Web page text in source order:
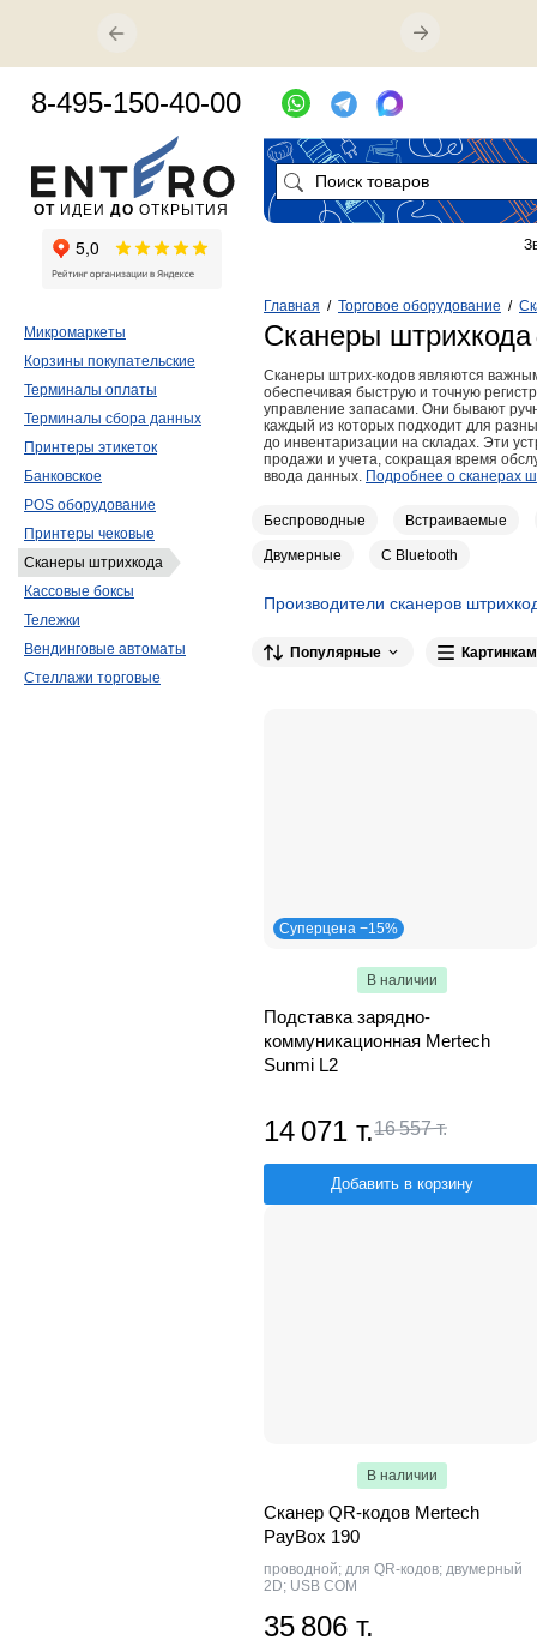
Главная / Торговое оборудование /
Сканеры штрихкода
Сканеры штрих-кодов являются
обеспечивая быструю и точную
управление запасами. Они бывают
каждый из которых подходит для
до инвентаризации на складах. Эти
продажи и учета, сокращая время
ввода данных. Подробнее о сканерах
Беспроводные Встраиваемые
Двумерные С Bluetooth
Производители сканеров
Популярные
Суперцена −15%
В наличии
Подставка зарядно-
коммуникационная Mertech
Sunmi L2
14 071 т.16 557 т.
Добавить в корзину
В наличии
Сканер QR-кодов Mertech
PayBox 190
проводной; для QR-кодов; двумерный
2D; USB COM
35 806 т.
Микромаркеты
Корзины покупательские
Терминалы оплаты
Терминалы сбора данных
Принтеры этикеток
Банковское
POS оборудование
Принтеры чековые
Сканеры штрихкода
Кассовые боксы
Тележки
Вендинговые автоматы
Стеллажи торговые
ОТ ИДЕИ ДО ОТКРЫТИЯ
8-495-150-40-00